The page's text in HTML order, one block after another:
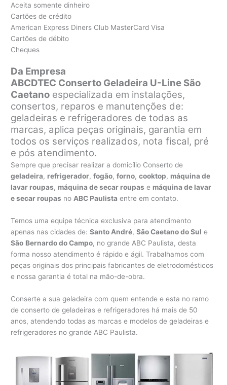
Aceita somente dinheiro
Cartões de crédito
American Express Diners Club MasterCard Visa
Cartões de débito
Cheques
Da Empresa
ABCDTEC Conserto Geladeira U-Line São
Caetano especializada em instalações,
consertos, reparos e manutenções de:
geladeiras e refrigeradores de todas as
marcas, aplica peças originais, garantia em
todos os serviços realizados, nota fiscal, pré
e pós atendimento.
Sempre que precisar realizar a domicílio Conserto de
geladeira, refrigerador,fogão,forno,cooktop, máquina de
lavar roupas, máquina de secar roupas e máquina de lavar
e secar roupas noABC Paulista entre em contato.
Temos uma equipe técnica exclusiva para atendimento
apenas nas cidades de:Santo André,São Caetano do Sul e
São Bernardo do Campo, no grande ABC Paulista, desta
forma nosso atendimento é rápido e ágil. Trabalhamos com
peças originais dos principais fabricantes de eletrodomésticos
e nossa garantia é total na mão-de-obra.
Conserte a sua geladeira com quem entende e esta no ramo
de conserto de geladeiras e refrigeradores há mais de 50
anos, atendendo todas as marcas e modelos de geladeiras e
refrigeradores no grande ABC Paulista.